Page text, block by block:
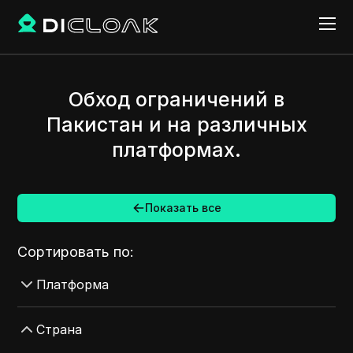
Обход ограничений в
Пакистан и на различных
платформах.
Показать все
Сортировать по:
Платформа
Страна